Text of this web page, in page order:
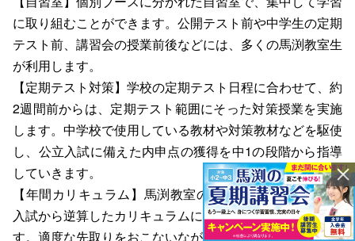
に取り組むことができます。公開テスト前や中学生の定期
テスト前、講習会の授業前後などには、多くの馬渕教室生
が利用します。
【定期テスト対策】 学校の定期テスト日程に合わせて、約
2週間前からは、定期テスト範囲にそった対策授業を実施
します。中学校で使用している教材や対策教材などを駆使
し、公立入試に備えた内申点の獲得を中1の段階から指導
していきます。
【年間カリキュラム】 馬渕教室の1回1回の授業は、高校
入試から逆算したカリキュラムにもとづいておこなわれま
す。適度な先取りをおこないながら、復習のスパイラルの